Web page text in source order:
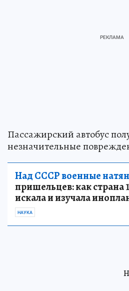
Пассажирский автобус
незначительные
Над СССР военные
пришельцев: как страна
искала и изучала
НАУКА